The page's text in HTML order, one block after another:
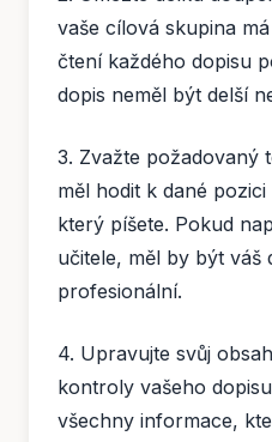
vaše cílová skupina
čtení každého dopisu
dopis neměl být delší
3. Zvažte požadovaný
měl hodit k dané
který píšete. Pokud
učitele, měl by být váš
profesionální.
4. Upravujte svůj
kontroly vašeho
všechny informace,